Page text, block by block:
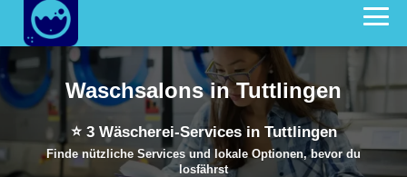
Waschsalons in Tuttlingen
⭐ 3Wäscherei-Services in Tuttlingen
Finde nützliche Services und lokale Optionen, bevor du
losfährst